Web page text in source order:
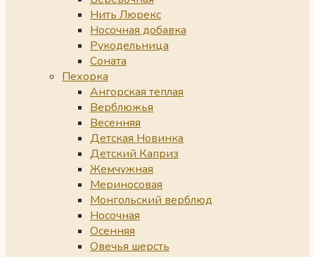
Нить Люрекс
Носочная добавка
Рукодельница
Соната
Пехорка
Ангорская теплая
Верблюжья
Весенняя
Детская Новинка
Детский Каприз
Жемчужная
Мериносовая
Монгольский верблюд
Носочная
Осенняя
Овечья шерсть